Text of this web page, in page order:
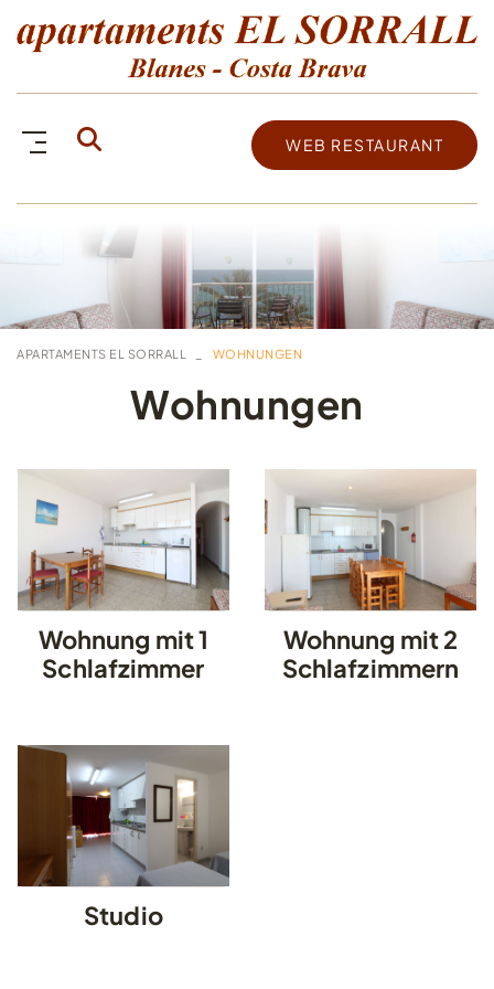
WEB RESTAURANT
APARTAMENTS EL SORRALL WOHNUNGEN
Wohnungen
Wohnung mit 1
Schlafzimmer
Wohnung mit 2
Schlafzimmern
Studio